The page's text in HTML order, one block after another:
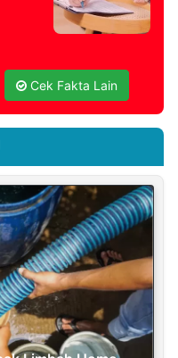
Cek Fakta Lain